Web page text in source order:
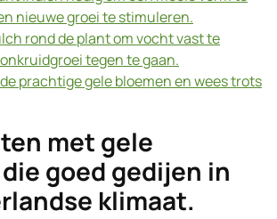
nieuwe groei te stimuleren.
rond de plant om vocht vast te
tegen te gaan.
prachtige gele bloemen en wees trots
met gele
goed gedijen in
klimaat.